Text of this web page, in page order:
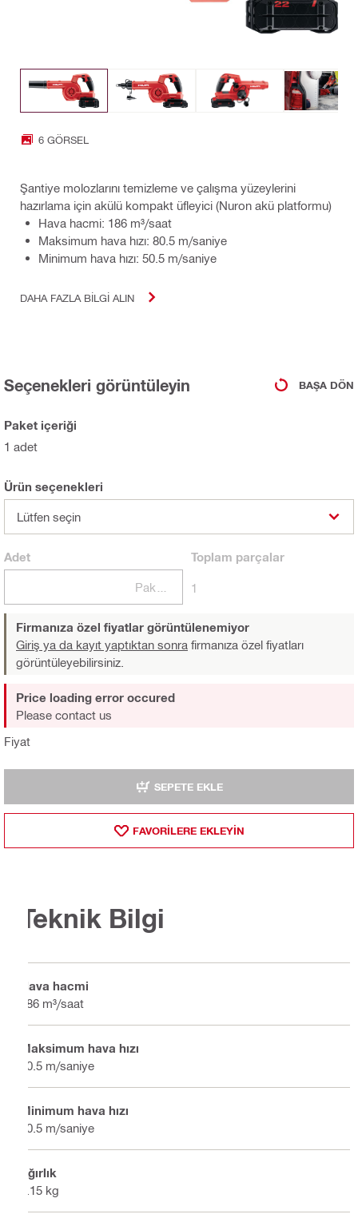
6 GÖRSEL
Şantiye molozlarını temizleme ve çalışma yüzeylerini
hazırlama için akülü kompakt üfleyici (Nuron akü platformu)
Hava hacmi: 186 m³/saat
Maksimum hava hızı: 80.5 m/saniye
Minimum hava hızı: 50.5 m/saniye
DAHA FAZLA BILGI ALIN
Seçenekleri görüntüleyin BAŞA DÖN
Paket içeriği
1 adet
Ürün seçenekleri
Lütfen seçin
Adet Toplam parçalar
1
Firmanıza özel fiyatlar görüntülenemiyor
Giriş ya da kayıt yaptıktan sonra firmanıza özel fiyatları
görüntüleyebilirsiniz.
Fiyat
Price loading error occured
Please contact us
SEPETE EKLE
FAVORILERE EKLEYIN
Teknik Bilgi
Hava hacmi
186 m³/saat
Maksimum hava hızı
80.5 m/saniye
Minimum hava hızı
50.5 m/saniye
Ağırlık
1.15 kg